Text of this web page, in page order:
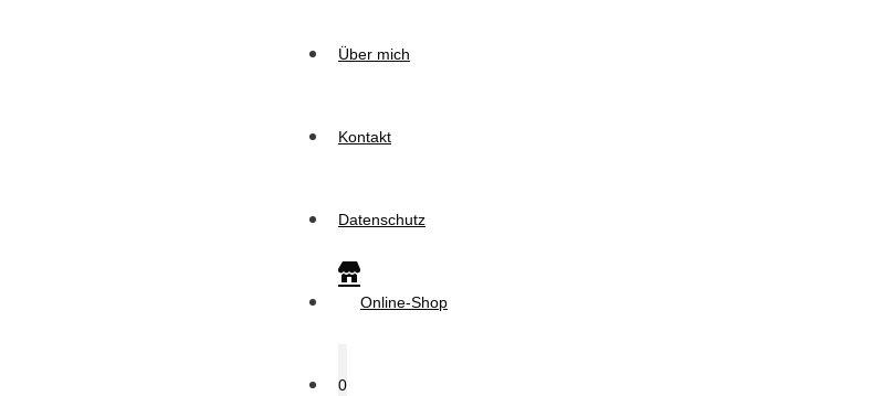
Über mich
Kontakt
Datenschutz
Online-Shop
0